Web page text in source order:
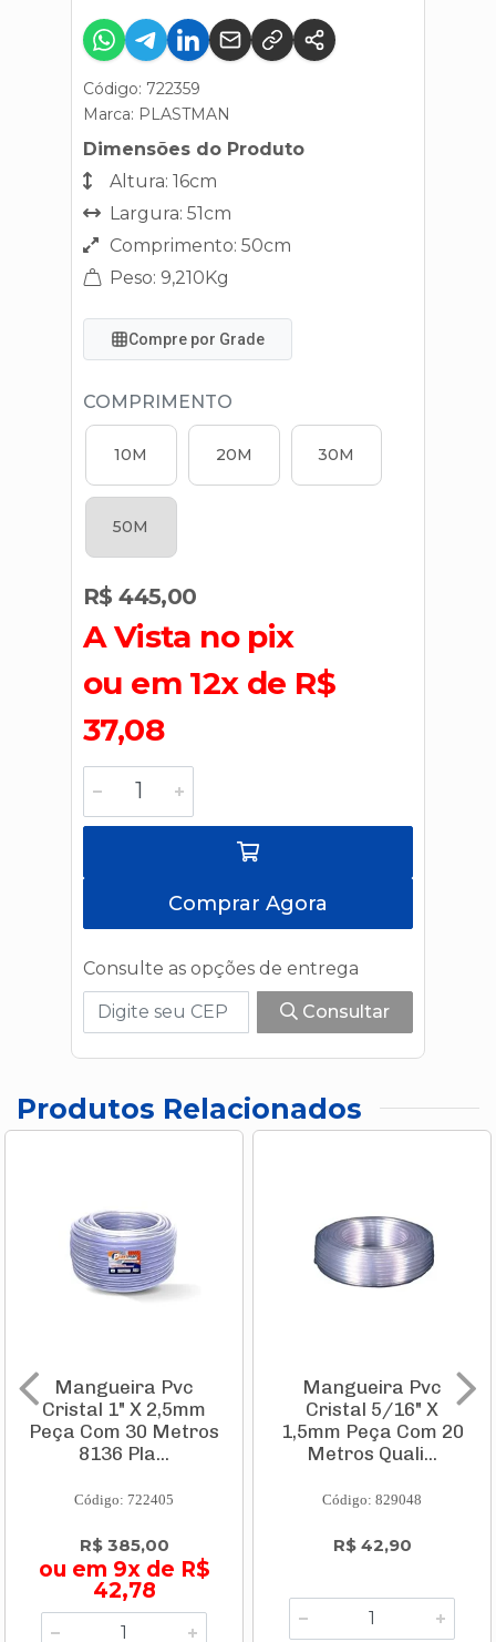
Código: 722359
Marca: PLASTMAN
Dimensões do Produto
Altura: 16cm
Largura: 51cm
Comprimento: 50cm
Peso: 9,210Kg
Compre por Grade
COMPRIMENTO
10M 20M 30M
50M
R$ 445,00
A Vista no pix
ou em 12x de R$
37,08
Comprar Agora
Consulte as opções de entrega
Consultar
Produtos Relacionados
Mangueira Pvc
Cristal 1" X 2,5mm
Peça Com 30 Metros
8136 Pla...
Código: 722405
R$ 385,00
ou em 9x de R$
42,78
Mangueira Pvc
Cristal 5/16" X
1,5mm Peça Com 20
Metros Quali...
Código: 829048
R$ 42,90